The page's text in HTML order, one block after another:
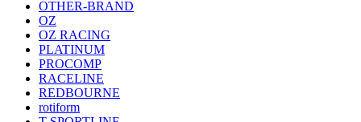
OTHER-BRAND
OZ
OZ RACING
PLATINUM
PROCOMP
RACELINE
REDBOURNE
rotiform